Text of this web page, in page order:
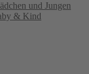
und Jungen
& Kind